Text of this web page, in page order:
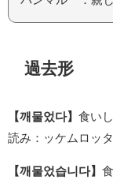
過去形
【깨물었다】 食い
読み：ッケムロッタ
【깨물었습니다】